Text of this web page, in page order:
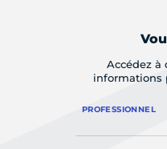
Accédez à
informations
PROFESSIONNEL